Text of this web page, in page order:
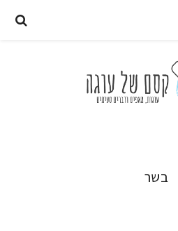
בשר